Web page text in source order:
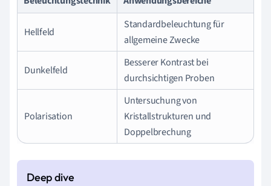
Hellfeld
Standardbeleuchtung für
allgemeine Zwecke
Dunkelfeld
Besserer Kontrast bei
durchsichtigen Proben
Polarisation
Untersuchung von
Kristallstrukturen und
Doppelbrechung